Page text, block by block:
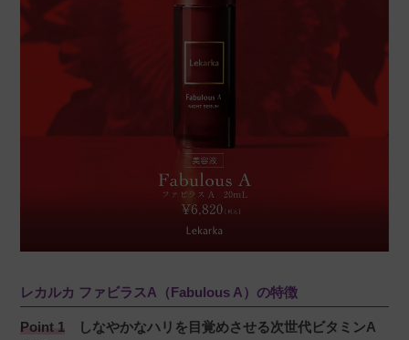
レカルカ ファビラスA（Fabulous A）の特徴
Point 1 しなやかなハリを目覚めさせる次世代ビタミンA